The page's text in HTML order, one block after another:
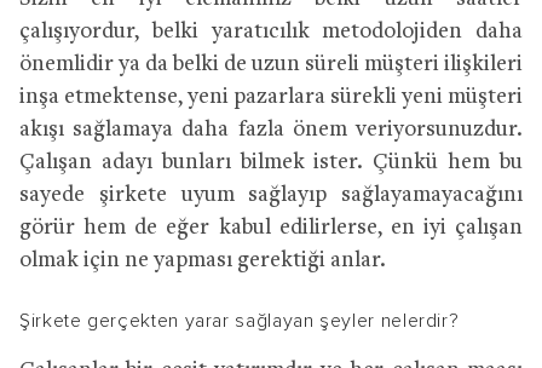
çalışıyordur, belki yaratıcılık metodolojiden daha
önemlidir ya da belki de uzun süreli müşteri ilişkileri
inşa etmektense, yeni pazarlara sürekli yeni müşteri
akışı sağlamaya daha fazla önem veriyorsunuzdur.
Çalışan adayı bunları bilmek ister. Çünkü hem bu
sayede şirkete uyum sağlayıp sağlayamayacağını
görür hem de eğer kabul edilirlerse, en iyi çalışan
olmak için ne yapması gerektiği anlar.
Şirkete gerçekten yarar sağlayan şeyler nelerdir?